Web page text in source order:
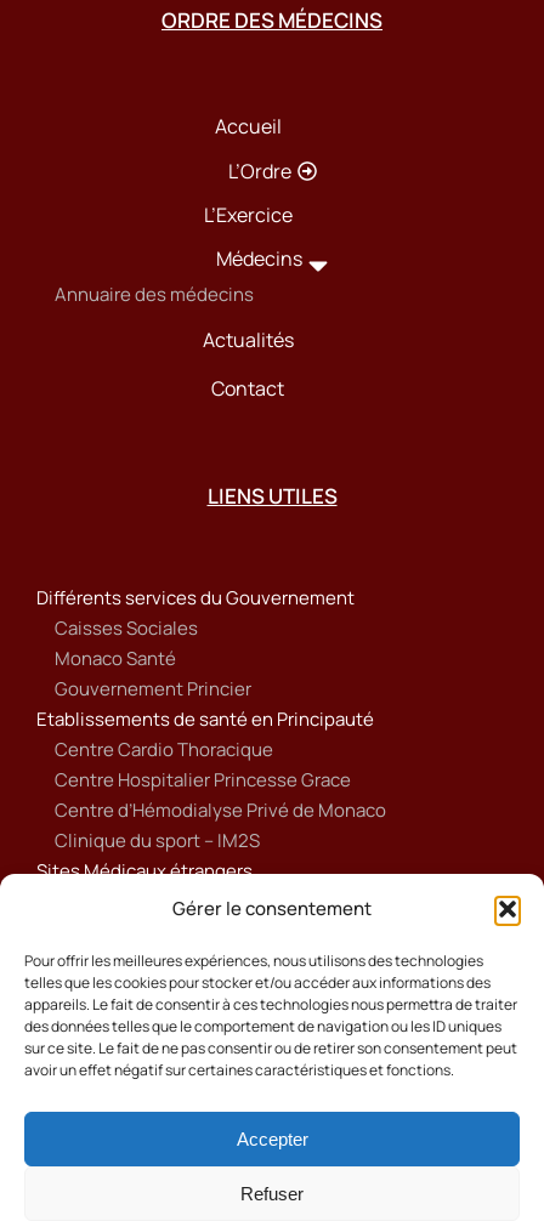
Gérer le consentement
Pour offrir les meilleures expériences, nous utilisons des technologies
telles que les cookies pour stocker et/ou accéder aux informations des
appareils. Le fait de consentir à ces technologies nous permettra de traiter
des données telles que le comportement de navigation ou les ID uniques
sur ce site. Le fait de ne pas consentir ou de retirer son consentement peut
avoir un effet négatif sur certaines caractéristiques et fonctions.
Accepter
Refuser
ORDRE DES MÉDECINS
Accueil
L’Ordre
L’Exercice
Médecins
Annuaire des médecins
Actualités
Contact
LIENS UTILES
Différents services du Gouvernement
Caisses Sociales
Monaco Santé
Gouvernement Princier
Etablissements de santé en Principauté
Centre Cardio Thoracique
Centre Hospitalier Princesse Grace
Centre d’Hémodialyse Privé de Monaco
Clinique du sport – IM2S
Sites Médicaux étrangers
Ordre national des médecins français
Politique de cookies (UE)
Cookies
Mentions Légales